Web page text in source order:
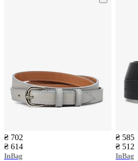
₴ 702
₴ 614
InBag
₴ 585
₴ 512
InBag